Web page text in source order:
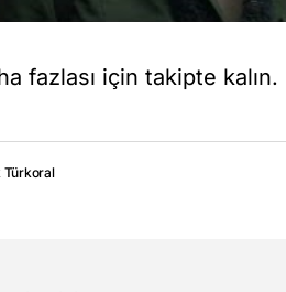
fazlası için takipte kalın.
Türkoral